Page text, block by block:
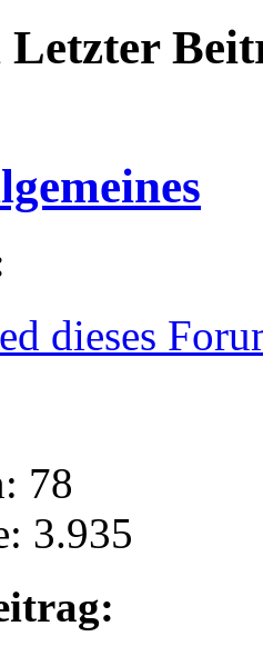
Letzter
dieses
78
3.935